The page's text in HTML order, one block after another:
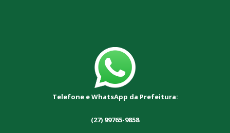
Telefone e WhatsApp da Prefeitura:
(27) 99765-9858